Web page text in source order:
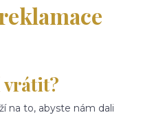
vrátit?
na to, abyste nám dali